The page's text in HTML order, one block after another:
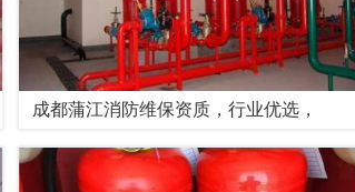
成都蒲江消防维保资质，行业优选，